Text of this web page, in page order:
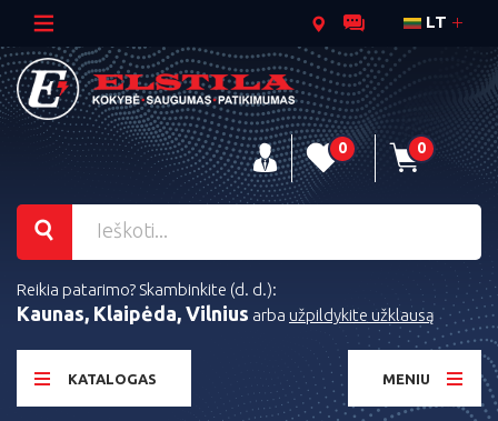
LT
0 0
Reikia patarimo? Skambinkite (d. d.):
Kaunas, Klaipėda, Vilnius arba užpildykite užklausą
KATALOGAS MENIU